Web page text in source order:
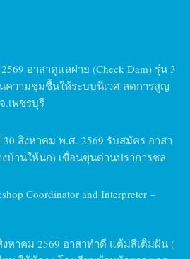
อาสาดูแลฝาย (Check Dam) รุ่น 3
วามชุมชื้นให้ระบบนิเวศ ลดการสูญ
.เพชรบุรี
สิงหาคม พ.ศ. 2569 รับสมัคร อาสา
บ้านให้นก) เขื่อนขุนด่านปราการชล
Coordinator and Interpreter –
งหาคม 2569 อาสาทำดี แต้มสีเติมฝัน (